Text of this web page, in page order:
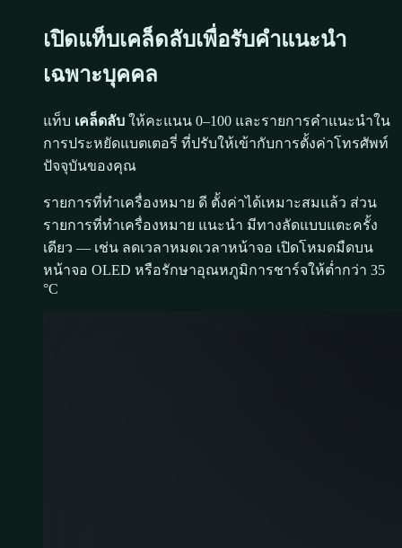
เปิดแท็บเคล็ดลับเพื่อรับคำแนะนำ
เฉพาะบุคคล
แท็บ เคล็ดลับ ให้คะแนน 0–100 และรายการคำแนะนำใน
การประหยัดแบตเตอรี่ ที่ปรับให้เข้ากับการตั้งค่าโทรศัพท์
ปัจจุบันของคุณ
รายการที่ทำเครื่องหมาย ดี ตั้งค่าได้เหมาะสมแล้ว ส่วน
รายการที่ทำเครื่องหมาย แนะนำ มีทางลัดแบบแตะครั้ง
เดียว — เช่น ลดเวลาหมดเวลาหน้าจอ เปิดโหมดมืดบน
หน้าจอ OLED หรือรักษาอุณหภูมิการชาร์จให้ต่ำกว่า 35
°C